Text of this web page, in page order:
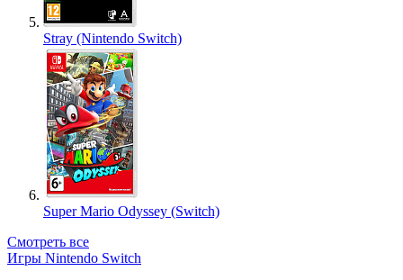
Stray (Nintendo Switch)
Super Mario Odyssey (Switch)
Смотреть все
Игры Nintendo Switch